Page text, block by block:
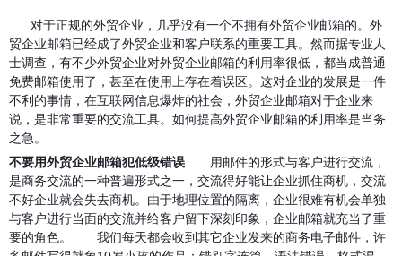
对于正规的外贸企业，几乎没有一个不拥有外贸企业邮箱的。 外
贸企业邮箱已经成了外贸企业和客户联系的重要工具。然而据专业人
士调查，有不少外贸企业对外贸企业邮箱的利用率很低，都当成普通
免费邮箱使用了，甚至在使用上存在着误区。这对企业的发展是一件
不利的事情，在互联网信息爆炸的社会， 外贸企业邮箱对于企业来
说，是非常重要的交流工具。如何提高外贸企业邮箱的利用率是当务
之急。
不要用外贸企业邮箱犯低级错误 用邮件的形式与客户进行交流，
是商务交流的一种普遍形式之一，交流得好能让企业抓住商机，交流
不好企业就会失去商机。由于地理位置的隔离，企业很难有机会单独
与客户进行当面的交流并给客户留下深刻印象，企业邮箱就充当了重
要的角色。
我们每天都会收到其它企业发来的商务电子邮件，许